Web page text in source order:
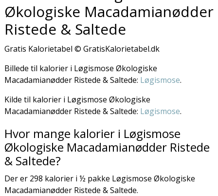
Økologiske Macadamianødder
Ristede & Saltede
Gratis Kalorietabel © GratisKalorietabel.dk
Billede til kalorier i Løgismose Økologiske
Macadamianødder Ristede & Saltede: Løgismose.
Kilde til kalorier i Løgismose Økologiske
Macadamianødder Ristede & Saltede: Løgismose.
Hvor mange kalorier i Løgismose
Økologiske Macadamianødder Ristede
& Saltede?
Der er 298 kalorier i ½ pakke Løgismose Økologiske
Macadamianødder Ristede & Saltede.